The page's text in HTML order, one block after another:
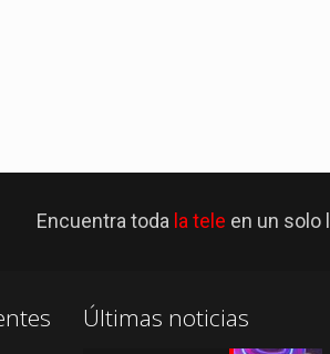
Encuentra toda la tele en un solo
Últimas noticias